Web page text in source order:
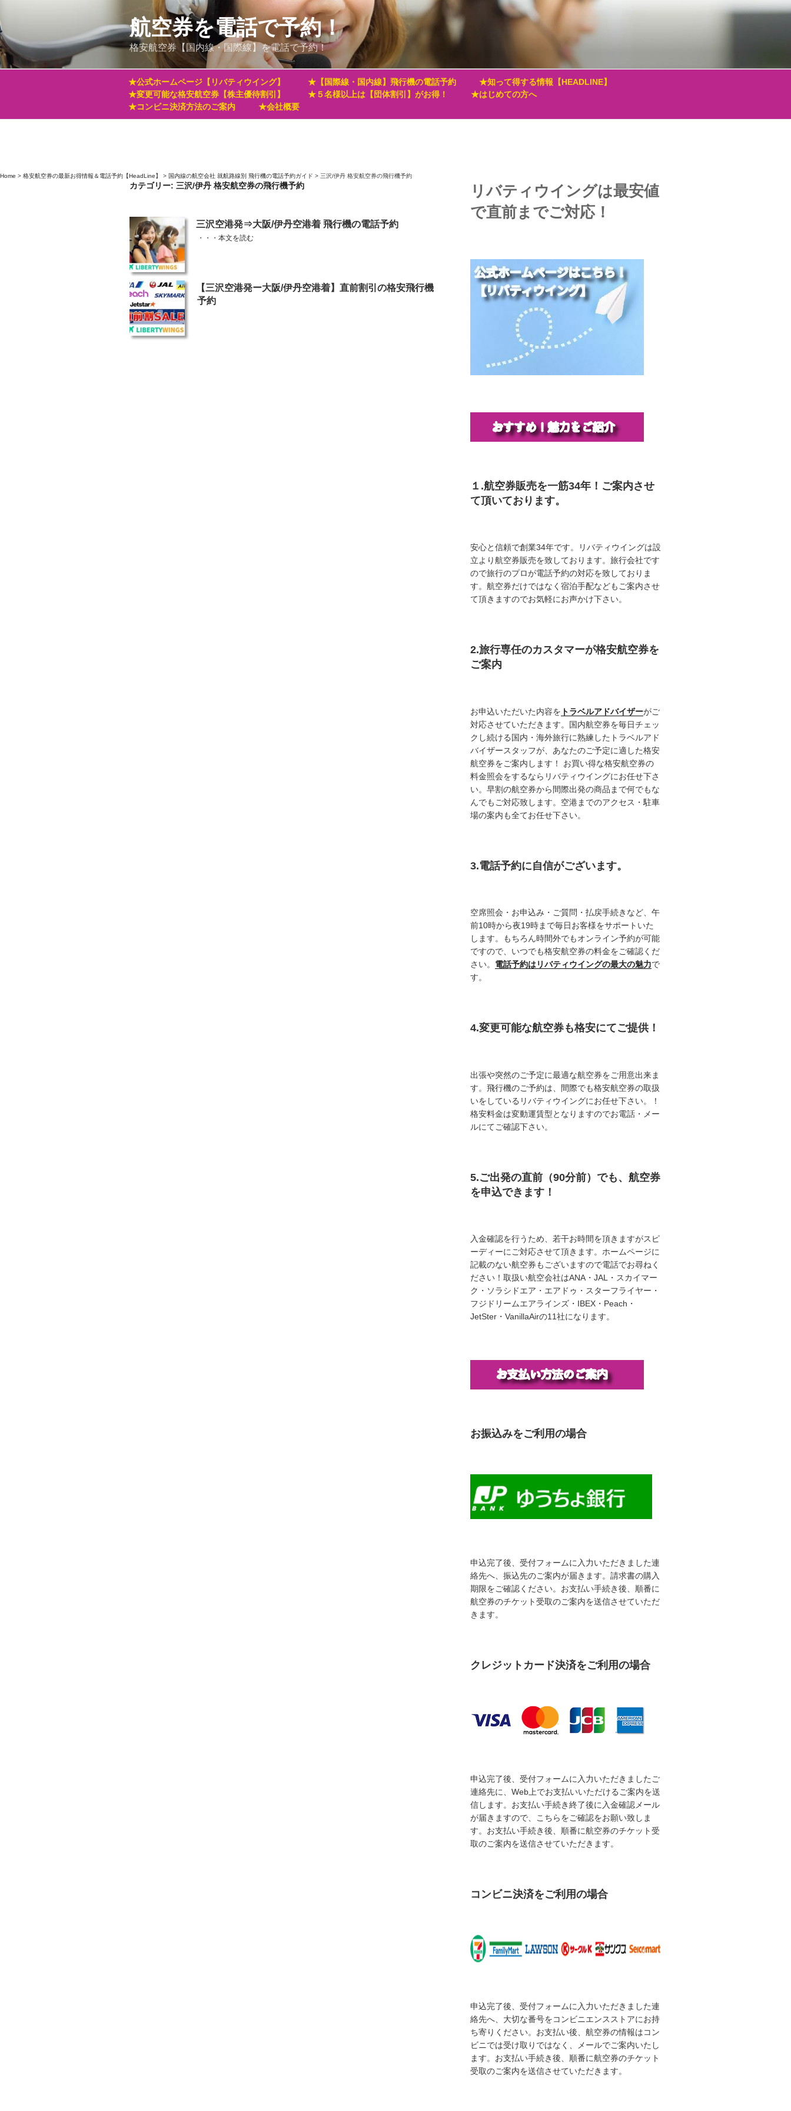
ン
テ
ン
ツ
ッ
航空券を電話で予約！
格安航空券【国内線・国際線】を電話で予約！
★公式ホームページ【リバティウイング】 ★【国際線・国内線】飛行機の電話予約
★知って得する情報【HEADLINE】
★変更可能な格安航空券【株主優待割引】
★５名様以上は【団体割引】がお得！
★はじめての方へ
★コンビニ決済方法のご案内
★会社概要
Home > 格安航空券の最新お得情報＆電話予約【HeadLine】 > 国内線の航空会社 就航路線別 飛行機の電話予約ガイド > 三沢/伊丹 格安航空券の飛行機予約
カテゴリー: 三沢/伊丹 格安航空券の飛行機予約
投
稿
日:
三沢空港発⇒大阪/伊丹空港着 飛行機の電話予約
・・・本文を読む
投
稿
日:
【三沢空港発ー大阪/伊丹空港着】直前割引の格安飛行機
予約
リバティウイングは最安値
で直前までご対応！
１.航空券販売を一筋34年！ご案内させ
て頂いております。
安心と信頼で創業34年です。リバティウイングは設
立より航空券販売を致しております。旅行会社です
ので旅行のプロが電話予約の対応を致しておりま
す。航空券だけではなく宿泊手配などもご案内させ
て頂きますのでお気軽にお声かけ下さい。
2.旅行専任のカスタマーが格安航空券を
ご案内
お申込いただいた内容を トラベルアドバイザーがご
対応させていただきます。国内航空券を毎日チェッ
クし続ける国内・海外旅行に熟練したトラベルアド
バイザースタッフが、あなたのご予定に適した格安
航空券をご案内します！ お買い得な格安航空券の
料金照会をするならリバティウイングにお任せ下さ
い。早割の航空券から間際出発の商品まで何でもな
んでもご対応致します。空港までのアクセス・駐車
場の案内も全てお任せ下さい。
3.電話予約に自信がございます。
空席照会・お申込み・ご質問・払戻手続きなど、午
前10時から夜19時まで毎日お客様をサポートいた
します。もちろん時間外でもオンライン予約が可能
ですので、いつでも格安航空券の料金をご確認くだ
さい。 電話予約はリバティウイングの最大の魅力で
す。
4.変更可能な航空券も格安にてご提供！
出張や突然のご予定に最適な航空券をご用意出来ま
す。飛行機のご予約は、間際でも格安航空券の取扱
いをしているリバティウイングにお任せ下さい。！
格安料金は変動運賃型となりますのでお電話・メー
ルにてご確認下さい。
5.ご出発の直前（90分前）でも、航空券
を申込できます！
入金確認を行うため、若干お時間を頂きますがスピ
ーディーにご対応させて頂きます。ホームページに
記載のない航空券もございますので電話でお尋ねく
ださい！取扱い航空会社はANA・JAL・スカイマー
ク・ソラシドエア・エアドゥ・スターフライヤー・
フジドリームエアラインズ・IBEX・Peach・
JetSter・VanillaAirの11社になります。
お振込みをご利用の場合
申込完了後、受付フォームに入力いただきました連
絡先へ、振込先のご案内が届きます。請求書の購入
期限をご確認ください。お支払い手続き後、順番に
航空券のチケット受取のご案内を送信させていただ
きます。
クレジットカード決済をご利用の場合
申込完了後、受付フォームに入力いただきましたご
連絡先に、Web上でお支払いいただけるご案内を送
信します。お支払い手続き終了後に入金確認メール
が届きますので、こちらをご確認をお願い致しま
す。お支払い手続き後、順番に航空券のチケット受
取のご案内を送信させていただきます。
コンビニ決済をご利用の場合
申込完了後、受付フォームに入力いただきました連
絡先へ、大切な番号をコンビニエンスストアにお持
ち寄りください。お支払い後、航空券の情報はコン
ビニでは受け取りではなく、メールでご案内いたし
ます。お支払い手続き後、順番に航空券のチケット
受取のご案内を送信させていただきます。